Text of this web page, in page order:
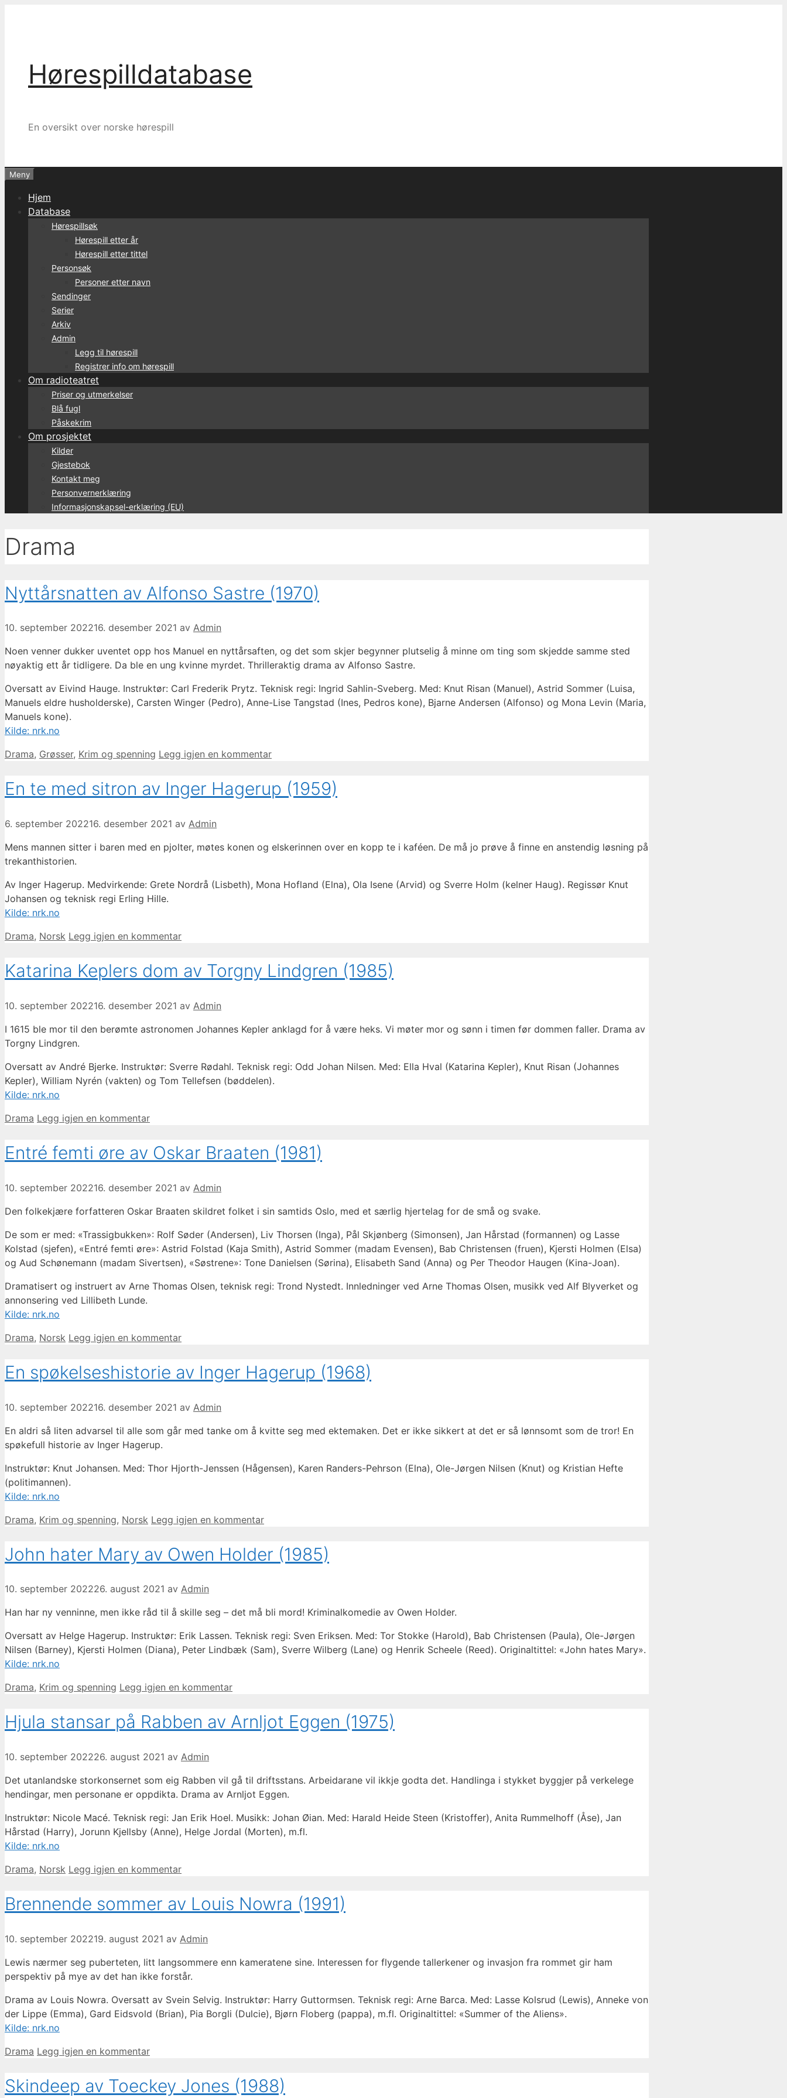
Hørespilldatabase
En oversikt over norske hørespill
Meny
Hjem
Database
Hørespillsøk
Hørespill etter år
Hørespill etter tittel
Personsøk
Personer etter navn
Sendinger
Serier
Arkiv
Admin
Legg til hørespill
Registrer info om hørespill
Om radioteatret
Priser og utmerkelser
Blå fugl
Påskekrim
Om prosjektet
Kilder
Gjestebok
Kontakt meg
Personvernerklæring
Informasjonskapsel-erklæring (EU)
Drama
Nyttårsnatten av Alfonso Sastre (1970)
10. september 202216. desember 2021 av Admin
Noen venner dukker uventet opp hos Manuel en nyttårsaften, og det som skjer begynner plutselig å minne om ting som skjedde samme sted
nøyaktig ett år tidligere. Da ble en ung kvinne myrdet. Thrilleraktig drama av Alfonso Sastre.
Oversatt av Eivind Hauge. Instruktør: Carl Frederik Prytz. Teknisk regi: Ingrid Sahlin-Sveberg. Med: Knut Risan (Manuel), Astrid Sommer (Luisa,
Manuels eldre husholderske), Carsten Winger (Pedro), Anne-Lise Tangstad (Ines, Pedros kone), Bjarne Andersen (Alfonso) og Mona Levin (Maria,
Manuels kone).
Kilde: nrk.no
Kategorier
Drama, Grøsser, Krim og spenning Legg igjen en kommentar
En te med sitron av Inger Hagerup (1959)
6. september 202216. desember 2021 av Admin
Mens mannen sitter i baren med en pjolter, møtes konen og elskerinnen over en kopp te i kaféen. De må jo prøve å finne en anstendig løsning på
trekanthistorien.
Av Inger Hagerup. Medvirkende: Grete Nordrå (Lisbeth), Mona Hofland (Elna), Ola Isene (Arvid) og Sverre Holm (kelner Haug). Regissør Knut
Johansen og teknisk regi Erling Hille.
Kilde: nrk.no
Kategorier
Drama, Norsk Legg igjen en kommentar
Katarina Keplers dom av Torgny Lindgren (1985)
10. september 202216. desember 2021 av Admin
I 1615 ble mor til den berømte astronomen Johannes Kepler anklagd for å være heks. Vi møter mor og sønn i timen før dommen faller. Drama av
Torgny Lindgren.
Oversatt av André Bjerke. Instruktør: Sverre Rødahl. Teknisk regi: Odd Johan Nilsen. Med: Ella Hval (Katarina Kepler), Knut Risan (Johannes
Kepler), William Nyrén (vakten) og Tom Tellefsen (bøddelen).
Kilde: nrk.no
Kategorier
Drama Legg igjen en kommentar
Entré femti øre av Oskar Braaten (1981)
10. september 202216. desember 2021 av Admin
Den folkekjære forfatteren Oskar Braaten skildret folket i sin samtids Oslo, med et særlig hjertelag for de små og svake.
De som er med: «Trassigbukken»: Rolf Søder (Andersen), Liv Thorsen (Inga), Pål Skjønberg (Simonsen), Jan Hårstad (formannen) og Lasse
Kolstad (sjefen), «Entré femti øre»: Astrid Folstad (Kaja Smith), Astrid Sommer (madam Evensen), Bab Christensen (fruen), Kjersti Holmen (Elsa)
og Aud Schønemann (madam Sivertsen), «Søstrene»: Tone Danielsen (Sørina), Elisabeth Sand (Anna) og Per Theodor Haugen (Kina-Joan).
Dramatisert og instruert av Arne Thomas Olsen, teknisk regi: Trond Nystedt. Innledninger ved Arne Thomas Olsen, musikk ved Alf Blyverket og
annonsering ved Lillibeth Lunde.
Kilde: nrk.no
Kategorier
Drama, Norsk Legg igjen en kommentar
En spøkelseshistorie av Inger Hagerup (1968)
10. september 202216. desember 2021 av Admin
En aldri så liten advarsel til alle som går med tanke om å kvitte seg med ektemaken. Det er ikke sikkert at det er så lønnsomt som de tror! En
spøkefull historie av Inger Hagerup.
Instruktør: Knut Johansen. Med: Thor Hjorth-Jenssen (Hågensen), Karen Randers-Pehrson (Elna), Ole-Jørgen Nilsen (Knut) og Kristian Hefte
(politimannen).
Kilde: nrk.no
Kategorier
Drama, Krim og spenning, Norsk Legg igjen en kommentar
John hater Mary av Owen Holder (1985)
10. september 202226. august 2021 av Admin
Han har ny venninne, men ikke råd til å skille seg – det må bli mord! Kriminalkomedie av Owen Holder.
Oversatt av Helge Hagerup. Instruktør: Erik Lassen. Teknisk regi: Sven Eriksen. Med: Tor Stokke (Harold), Bab Christensen (Paula), Ole-Jørgen
Nilsen (Barney), Kjersti Holmen (Diana), Peter Lindbæk (Sam), Sverre Wilberg (Lane) og Henrik Scheele (Reed). Originaltittel: «John hates Mary».
Kilde: nrk.no
Kategorier
Drama, Krim og spenning Legg igjen en kommentar
Hjula stansar på Rabben av Arnljot Eggen (1975)
10. september 202226. august 2021 av Admin
Det utanlandske storkonsernet som eig Rabben vil gå til driftsstans. Arbeidarane vil ikkje godta det. Handlinga i stykket byggjer på verkelege
hendingar, men personane er oppdikta. Drama av Arnljot Eggen.
Instruktør: Nicole Macé. Teknisk regi: Jan Erik Hoel. Musikk: Johan Øian. Med: Harald Heide Steen (Kristoffer), Anita Rummelhoff (Åse), Jan
Hårstad (Harry), Jorunn Kjellsby (Anne), Helge Jordal (Morten), m.fl.
Kilde: nrk.no
Kategorier
Drama, Norsk Legg igjen en kommentar
Brennende sommer av Louis Nowra (1991)
10. september 202219. august 2021 av Admin
Lewis nærmer seg puberteten, litt langsommere enn kameratene sine. Interessen for flygende tallerkener og invasjon fra rommet gir ham
perspektiv på mye av det han ikke forstår.
Drama av Louis Nowra. Oversatt av Svein Selvig. Instruktør: Harry Guttormsen. Teknisk regi: Arne Barca. Med: Lasse Kolsrud (Lewis), Anneke von
der Lippe (Emma), Gard Eidsvold (Brian), Pia Borgli (Dulcie), Bjørn Floberg (pappa), m.fl. Originaltittel: «Summer of the Aliens».
Kilde: nrk.no
Kategorier
Drama Legg igjen en kommentar
Skindeep av Toeckey Jones (1988)